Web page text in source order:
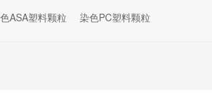
ASA塑料颗粒 染色PC塑料颗粒